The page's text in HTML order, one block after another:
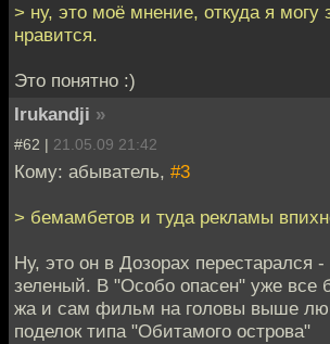
> ну, это моё мнение, откуда я могу
нравится.
Это понятно :)
Irukandji »
#62 | 21.05.09 21:42
Кому: абыватель, #3
> бемамбетов и туда рекламы
Ну, это он в Дозорах перестарался
зеленый. В "Особо опасен" уже все
жа и сам фильм на головы выше
поделок типа "Обитамого острова"